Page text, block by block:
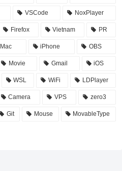
VSCode NoxPlayer
Firefox Vietnam PR
Mac iPhone OBS
Movie Gmail iOS
WSL WiFi LDPlayer
Camera VPS zero3
Git Mouse MovableType